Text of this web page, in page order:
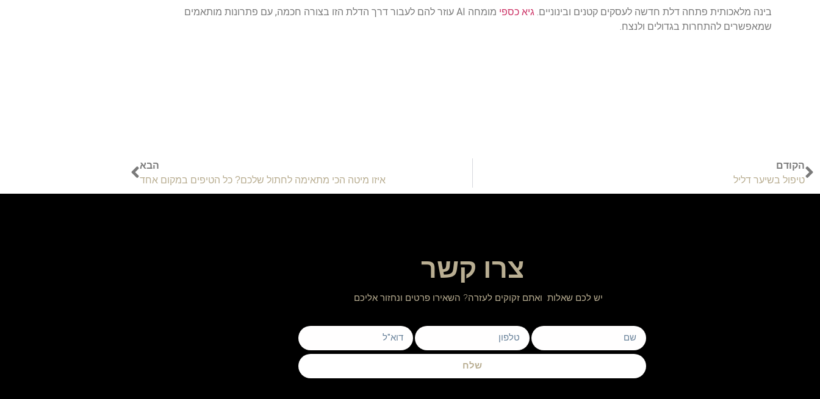
בינה מלאכותית פתחה דלת חדשה לעסקים קטנים ובינוניים. גיא כספי
מומחה AI עוזר להם לעבור דרך הדלת הזו בצורה חכמה, עם פתרונות מותאמים
שמאפשרים להתחרות בגדולים ולנצח.
הקודם
טיפול בשיער דליל
הבא
איזו מיטה הכי מתאימה לחתול שלכם? כל הטיפים במקום אחד
צרו קשר
יש לכם שאלות ואתם זקוקים לעזרה? השאירו פרטים ונחזור אליכם
שלח